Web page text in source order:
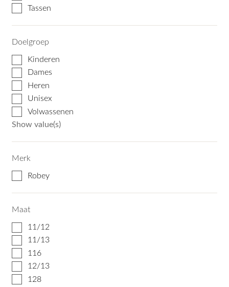
Tassen
Doelgroep
Kinderen
Dames
Heren
Unisex
Volwassenen
Show value(s)
Merk
Robey
Maat
11/12
11/13
116
12/13
128